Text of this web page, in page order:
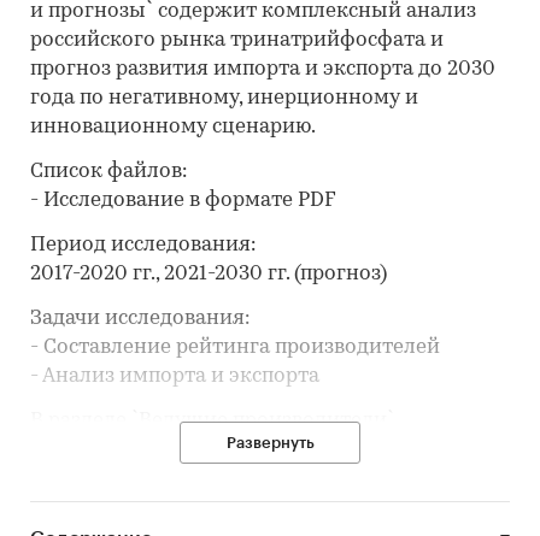
и прогнозы` содержит комплексный анализ
российского рынка тринатрийфосфата и
прогноз развития импорта и экспорта до 2030
года по негативному, инерционному и
инновационному сценарию.
Список файлов:
- Исследование в формате PDF
Период исследования:
2017-2020 гг., 2021-2030 гг. (прогноз)
Задачи исследования:
- Составление рейтинга производителей
- Анализ импорта и экспорта
В разделе `Ведущие производители`
рассмотрены компании:
`РАССВЕТ`, АО `РЕАТЭКС`, ООО ПК `ВЕРИНА`, АО
Развернуть